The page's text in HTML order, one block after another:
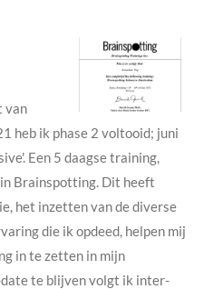
van
heb ik phase 2 voltooid; juni
Een 5 daagse training,
Brainspotting. Dit heeft
het inzetten van de diverse
die ik opdeed, helpen mij
in te zetten in mijn
te blijven volgt ik inter-